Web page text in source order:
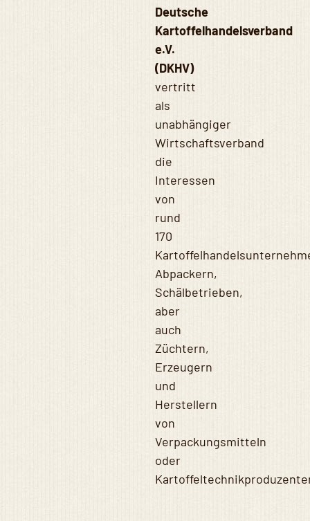
Deutsche
Kartoffelhandelsverband
e.V.
(DKHV)
vertritt
als
unabhängiger
Wirtschaftsverband
die
Interessen
von
rund
170
Abpackern,
Schälbetrieben,
aber
auch
Züchtern,
Erzeugern
und
Herstellern
von
Verpackungsmitteln
oder